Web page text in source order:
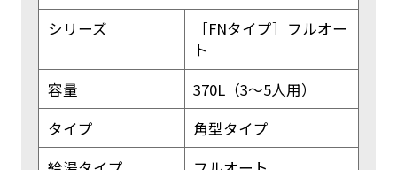
シリーズ
［FNタイプ］フルオー
ト
容量
370L（3～5人用）
タイプ
角型タイプ